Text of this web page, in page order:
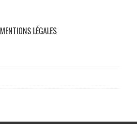
MENTIONS LÉGALES